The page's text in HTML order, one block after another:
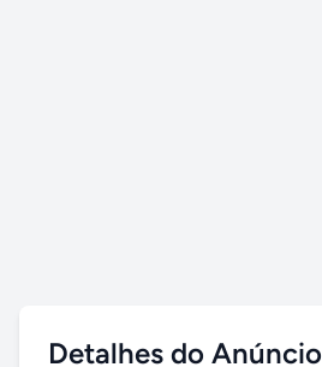
Detalhes do Anúncio